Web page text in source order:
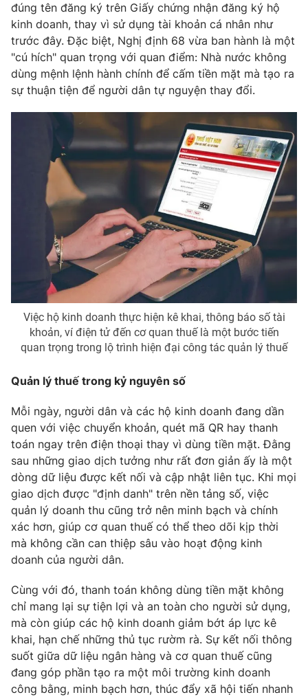
đúng tên đăng ký trên Giấy chứng nhận đăng ký hộ
kinh doanh, thay vì sử dụng tài khoản cá nhân như
trước đây. Đặc biệt, Nghị định 68 vừa ban hành là một
"cú hích" quan trọng với quan điểm: Nhà nước không
dùng mệnh lệnh hành chính để cấm tiền mặt mà tạo ra
sự thuận tiện để người dân tự nguyện thay đổi.
Việc hộ kinh doanh thực hiện kê khai, thông báo số tài
khoản, ví điện tử đến cơ quan thuế là một bước tiến
quan trọng trong lộ trình hiện đại công tác quản lý thuế
Quản lý thuế trong kỷ nguyên số
Mỗi ngày, người dân và các hộ kinh doanh đang dần
quen với việc chuyển khoản, quét mã QR hay thanh
toán ngay trên điện thoại thay vì dùng tiền mặt. Đằng
sau những giao dịch tưởng như rất đơn giản ấy là một
dòng dữ liệu được kết nối và cập nhật liên tục. Khi mọi
giao dịch được "định danh" trên nền tảng số, việc
quản lý doanh thu cũng trở nên minh bạch và chính
xác hơn, giúp cơ quan thuế có thể theo dõi kịp thời
mà không cần can thiệp sâu vào hoạt động kinh
doanh của người dân.
Cùng với đó, thanh toán không dùng tiền mặt không
chỉ mang lại sự tiện lợi và an toàn cho người sử dụng,
mà còn giúp các hộ kinh doanh giảm bớt áp lực kê
khai, hạn chế những thủ tục rườm rà. Sự kết nối thông
suốt giữa dữ liệu ngân hàng và cơ quan thuế cũng
đang góp phần tạo ra một môi trường kinh doanh
công bằng, minh bạch hơn, thúc đẩy xã hội tiến nhanh